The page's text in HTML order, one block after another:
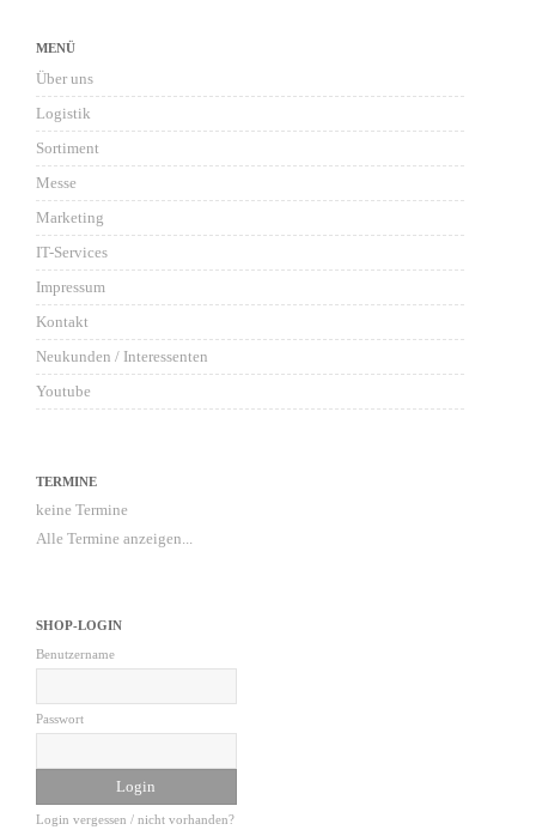
MENÜ
Über uns
Logistik
Sortiment
Messe
Marketing
IT-Services
Impressum
Kontakt
Neukunden / Interessenten
Youtube
TERMINE
keine Termine
Alle Termine anzeigen...
SHOP-LOGIN
Benutzername
Passwort
Login vergessen / nicht vorhanden?